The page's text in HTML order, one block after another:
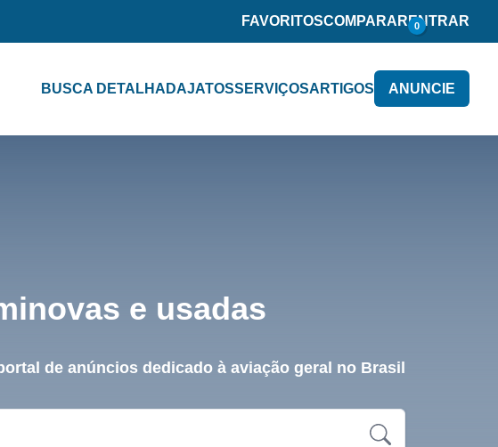
FAVORITOSCOMPARAR 0
ENTRAR
BUSCA DETALHADAJATOSSERVIÇOSARTIGOS ANUNCIE
e usadas
de anúncios dedicado à aviação geral no Brasil